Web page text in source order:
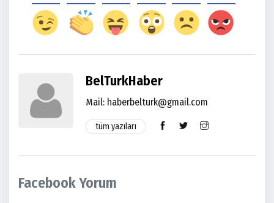
BelTurkHaber
Mail: haberbelturk@gmail.com
tüm yazıları
Facebook Yorum